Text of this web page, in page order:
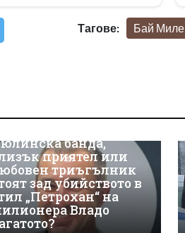
Тагове: Бай Миле
банда,
приятел или
триъгълник
зад убийството в
„Петрохан“ на
Владо